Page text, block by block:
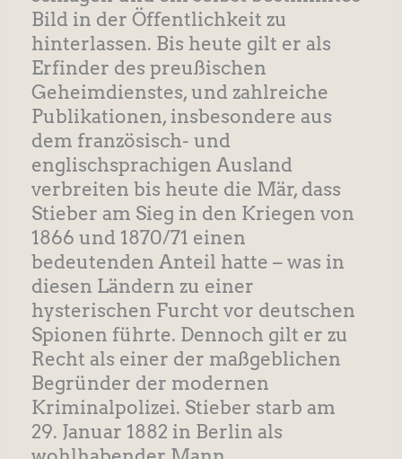
Bild in der Öffentlichkeit zu
hinterlassen. Bis heute gilt er als
Erfinder des preußischen
Geheimdienstes, und zahlreiche
Publikationen, insbesondere aus
dem französisch- und
englischsprachigen Ausland
verbreiten bis heute die Mär, dass
Stieber am Sieg in den Kriegen von
1866 und 1870/71 einen
bedeutenden Anteil hatte – was in
diesen Ländern zu einer
hysterischen Furcht vor deutschen
Spionen führte. Dennoch gilt er zu
Recht als einer der maßgeblichen
Begründer der modernen
Kriminalpolizei. Stieber starb am
29. Januar 1882 in Berlin als